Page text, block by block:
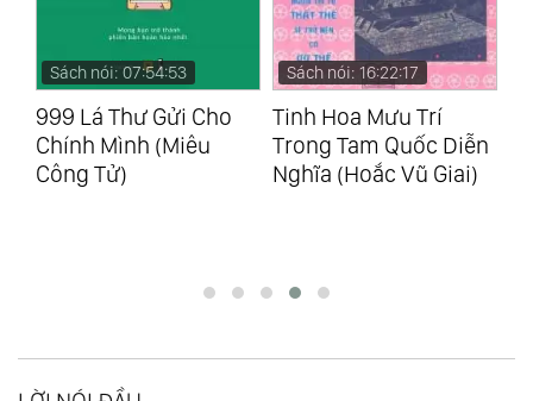
Sách nói: 07:54:53
999 Lá Thư Gửi Cho
Chính Mình (Miêu
Công Tử)
Sách nói: 16:22:17
Tinh Hoa Mưu Trí
Trong Tam Quốc Diễn
Nghĩa (Hoắc Vũ Giai)